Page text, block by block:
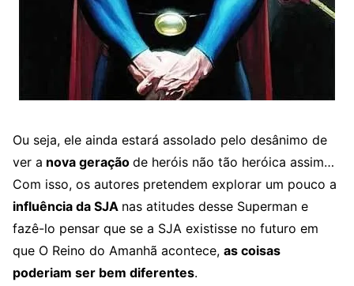
Ou seja, ele ainda estará assolado pelo desânimo de
ver a nova geração de heróis não tão heróica assim…
Com isso, os autores pretendem explorar um pouco a
influência da SJA nas atitudes desse Superman e
fazê-lo pensar que se a SJA existisse no futuro em
que O Reino do Amanhã acontece, as coisas
poderiam ser bem diferentes.